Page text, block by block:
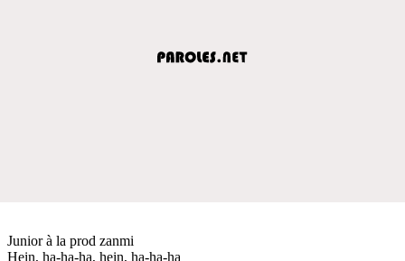
Junior à la prod zanmi
Hein, ha-ha-ha, hein, ha-ha-ha